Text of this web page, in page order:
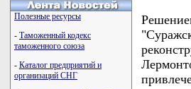
Полезные ресурсы
- Таможенный кодекс
таможенного союза
- Каталог предприятий и
организаций СНГ